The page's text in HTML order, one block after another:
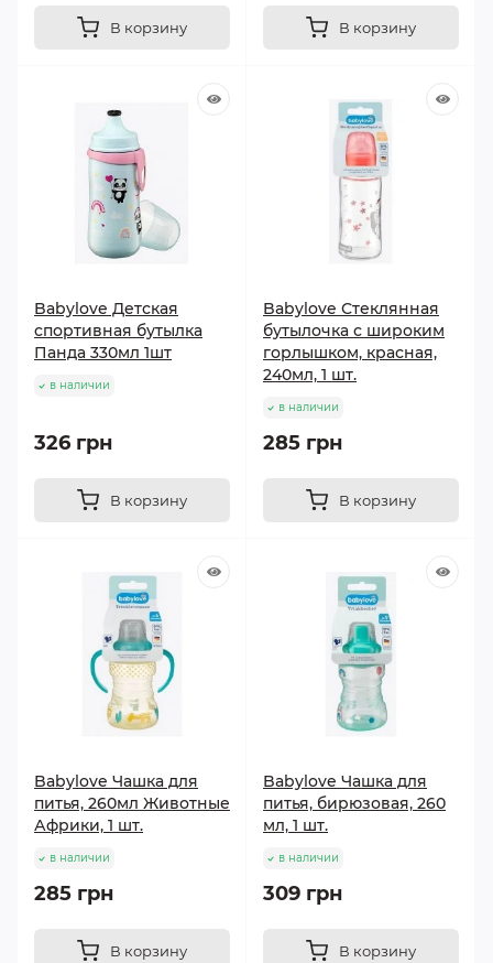
В корзину В корзину
Babylove Детская
спортивная бутылка
Панда 330мл 1шт
в наличии
326 грн
В корзину
Babylove Стеклянная
бутылочка с широким
горлышком, красная,
240мл, 1 шт.
в наличии
285 грн
В корзину
Babylove Чашка для
питья, 260мл Животные
Африки, 1 шт.
в наличии
285 грн
В корзину
Babylove Чашка для
питья, бирюзовая, 260
мл, 1 шт.
в наличии
309 грн
В корзину